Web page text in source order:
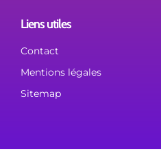
Liens utiles
Contact
Mentions légales
Sitemap